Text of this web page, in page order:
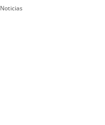
Noticias